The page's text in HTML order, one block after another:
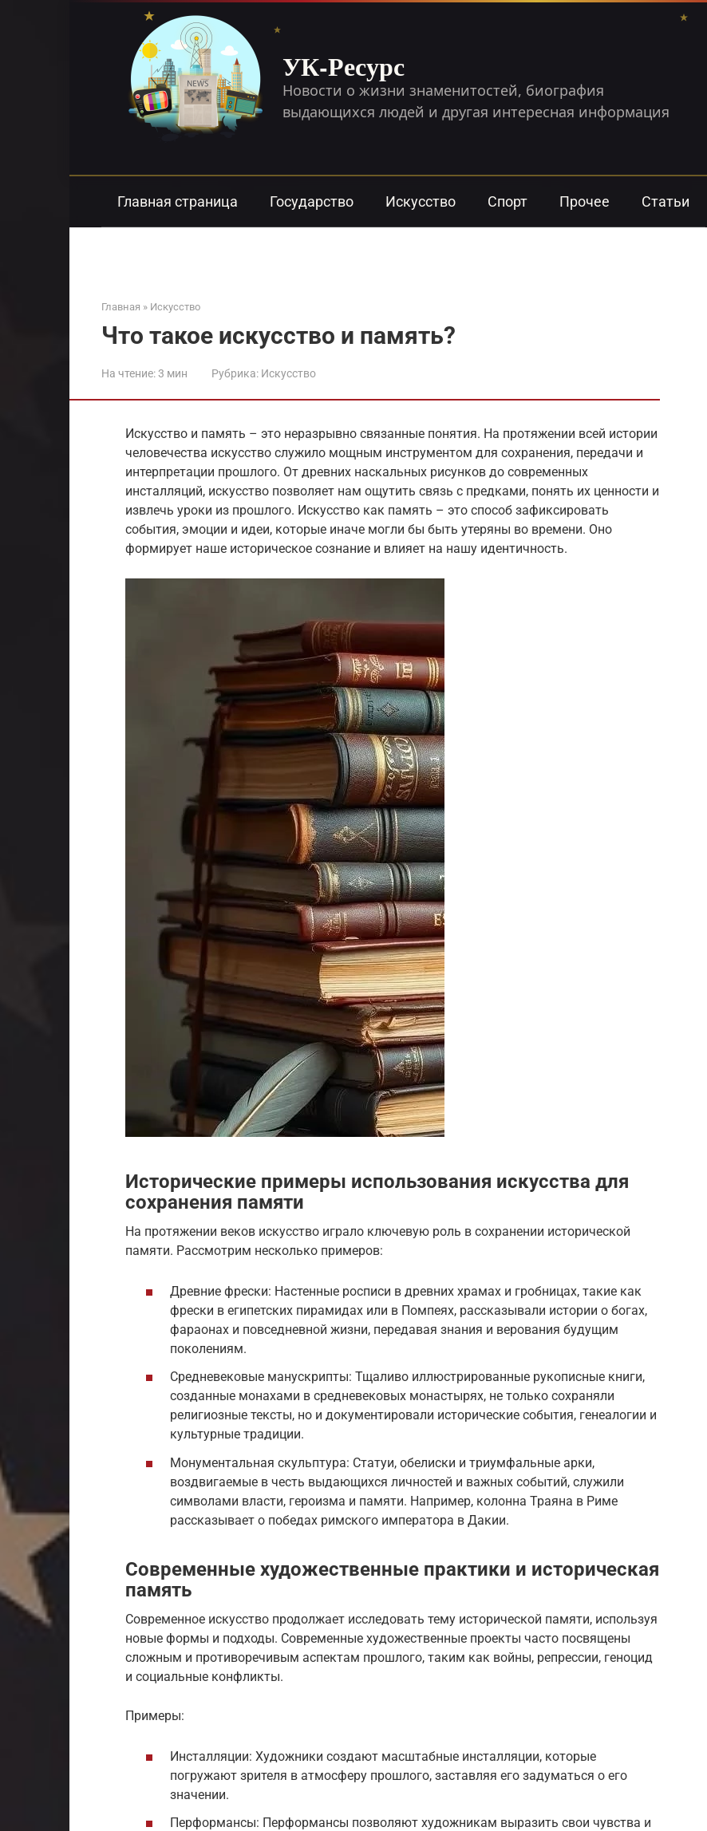
УК-Ресурс
Новости о жизни знаменитостей, биография
выдающихся людей и другая интересная информация
Главная страница Государство Искусство Спорт Прочее Статьи
Главная » Искусство
Что такое искусство и память?
На чтение:3 мин Рубрика: Искусство
Искусство и память – это неразрывно связанные понятия. На протяжении всей истории
человечества искусство служило мощным инструментом для сохранения, передачи и
интерпретации прошлого. От древних наскальных рисунков до современных
инсталляций, искусство позволяет нам ощутить связь с предками, понять их ценности и
извлечь уроки из прошлого. Искусство как память – это способ зафиксировать
события, эмоции и идеи, которые иначе могли бы быть утеряны во времени. Оно
формирует наше историческое сознание и влияет на нашу идентичность.
Исторические примеры использования искусства для
сохранения памяти
На протяжении веков искусство играло ключевую роль в сохранении исторической
памяти. Рассмотрим несколько примеров:
Древние фрески: Настенные росписи в древних храмах и гробницах, такие как
фрески в египетских пирамидах или в Помпеях, рассказывали истории о богах,
фараонах и повседневной жизни, передавая знания и верования будущим
поколениям.
Средневековые манускрипты: Тщаливо иллюстрированные рукописные книги,
созданные монахами в средневековых монастырях, не только сохраняли
религиозные тексты, но и документировали исторические события, генеалогии и
культурные традиции.
Монументальная скульптура: Статуи, обелиски и триумфальные арки,
воздвигаемые в честь выдающихся личностей и важных событий, служили
символами власти, героизма и памяти. Например, колонна Траяна в Риме
рассказывает о победах римского императора в Дакии.
Современные художественные практики и историческая
память
Современное искусство продолжает исследовать тему исторической памяти, используя
новые формы и подходы. Современные художественные проекты часто посвящены
сложным и противоречивым аспектам прошлого, таким как войны, репрессии, геноцид
и социальные конфликты.
Примеры:
Инсталляции: Художники создают масштабные инсталляции, которые
погружают зрителя в атмосферу прошлого, заставляя его задуматься о его
значении.
Перформансы: Перформансы позволяют художникам выразить свои чувства и